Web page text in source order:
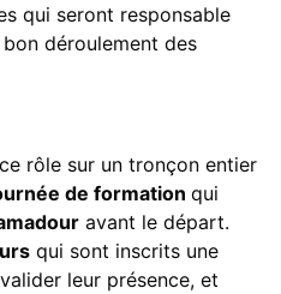
qui seront responsable
déroulement des
rôle sur un tronçon entier
de formation qui
avant le départ.
qui sont inscrits une
leur présence, et